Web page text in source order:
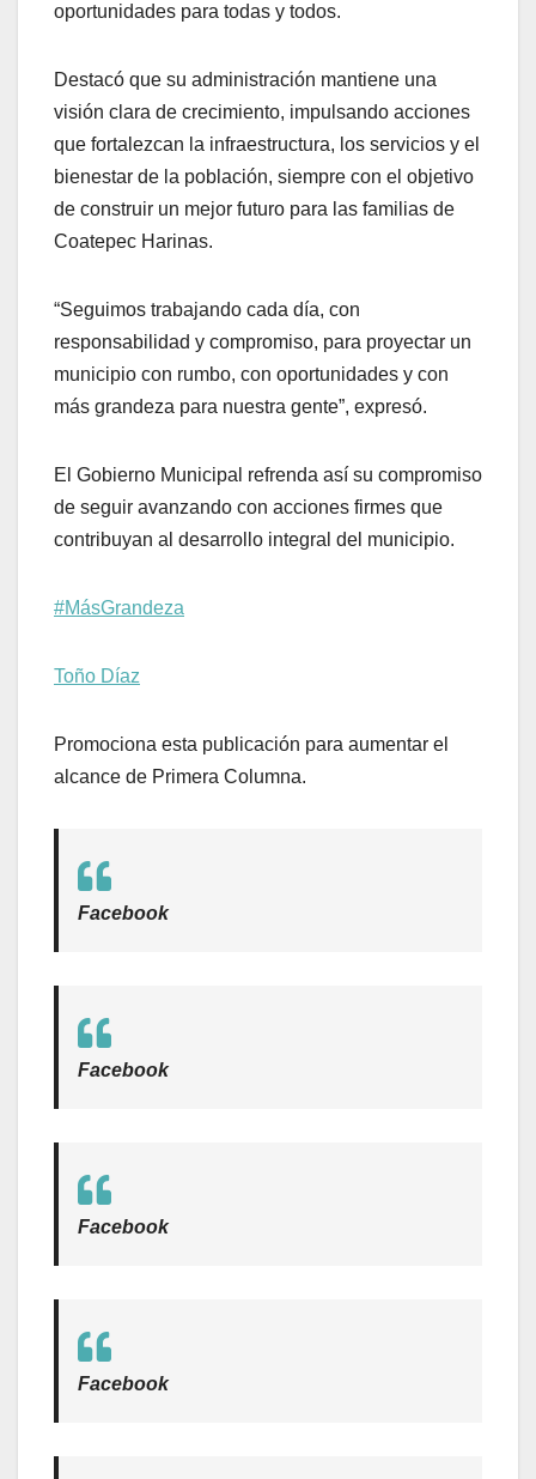
oportunidades para todas y todos.
Destacó que su administración mantiene una
visión clara de crecimiento, impulsando acciones
que fortalezcan la infraestructura, los servicios y el
bienestar de la población, siempre con el objetivo
de construir un mejor futuro para las familias de
Coatepec Harinas.
“Seguimos trabajando cada día, con
responsabilidad y compromiso, para proyectar un
municipio con rumbo, con oportunidades y con
más grandeza para nuestra gente”, expresó.
El Gobierno Municipal refrenda así su compromiso
de seguir avanzando con acciones firmes que
contribuyan al desarrollo integral del municipio.
#MásGrandeza
Toño Díaz
Promociona esta publicación para aumentar el
alcance de Primera Columna.
Facebook
Facebook
Facebook
Facebook